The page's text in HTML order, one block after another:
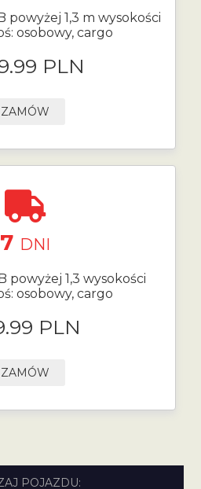
powyżej 1,3 m wysokości
osobowy, cargo
PLN
ZAMÓW
7 DNI
powyżej 1,3 wysokości
osobowy, cargo
PLN
ZAMÓW
POJAZDU: